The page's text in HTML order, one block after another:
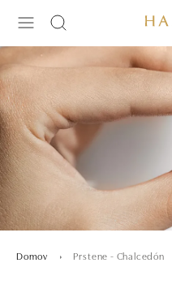
Domov Prstene - Chalcedón